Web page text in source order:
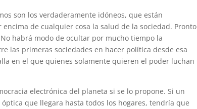
son los verdaderamente idóneos, que están
de cualquier cosa la salud de la sociedad. Pronto
habrá modo de ocultar por mucho tiempo la
las primeras sociedades en hacer política desde esa
en el que quienes solamente quieren el poder luchan
electrónica del planeta si se lo propone. Si un
que llegara hasta todos los hogares, tendría que